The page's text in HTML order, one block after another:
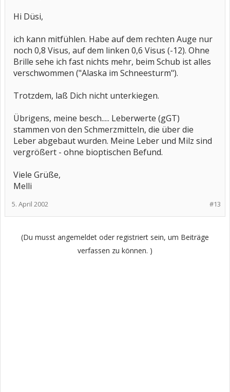
Hi Düsi,
ich kann mitfühlen. Habe auf dem rechten Auge nur
noch 0,8 Visus, auf dem linken 0,6 Visus (-12). Ohne
Brille sehe ich fast nichts mehr, beim Schub ist alles
verschwommen ("Alaska im Schneesturm").
Trotzdem, laß Dich nicht unterkiegen.
Übrigens, meine besch..... Leberwerte (gGT)
stammen von den Schmerzmitteln, die über die
Leber abgebaut wurden. Meine Leber und Milz sind
vergrößert - ohne bioptischen Befund.
Viele Grüße,
Melli
#13
5. April 2002
(Du musst angemeldet oder registriert sein, um Beiträge
verfassen zu können. )